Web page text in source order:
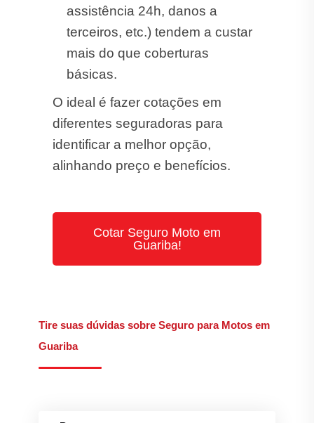
assistência 24h, danos a
terceiros, etc.) tendem a custar
mais do que coberturas
básicas.
O ideal é fazer cotações em
diferentes seguradoras para
identificar a melhor opção,
alinhando preço e benefícios.
Cotar Seguro Moto em
Guariba!
Tire suas dúvidas sobre Seguro para Motos em
Guariba